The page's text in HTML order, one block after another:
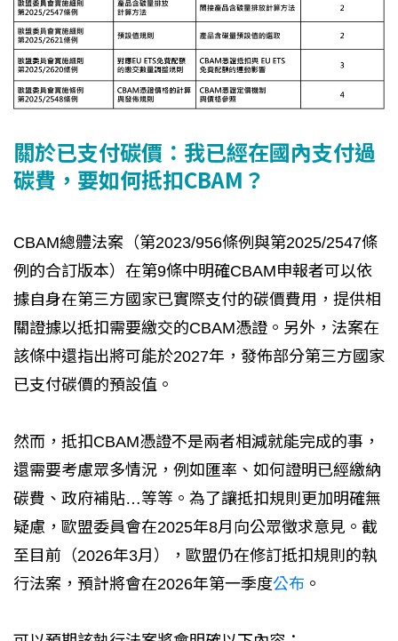
關於已支付碳價：我已經在國內支付過
碳費，要如何抵扣CBAM？
CBAM總體法案（第2023/956條例與第2025/2547條
例的合訂版本）在第9條中明確CBAM申報者可以依
據自身在第三方國家已實際支付的碳價費用，提供相
關證據以抵扣需要繳交的CBAM憑證。另外，法案在
該條中還指出將可能於2027年，發佈部分第三方國家
已支付碳價的預設值。
然而，抵扣CBAM憑證不是兩者相減就能完成的事，
還需要考慮眾多情況，例如匯率、如何證明已經繳納
碳費、政府補貼…等等。為了讓抵扣規則更加明確無
疑慮，歐盟委員會在2025年8月向公眾徵求意見。截
至目前（2026年3月），歐盟仍在修訂抵扣規則的執
行法案，預計將會在2026年第一季度公布 。